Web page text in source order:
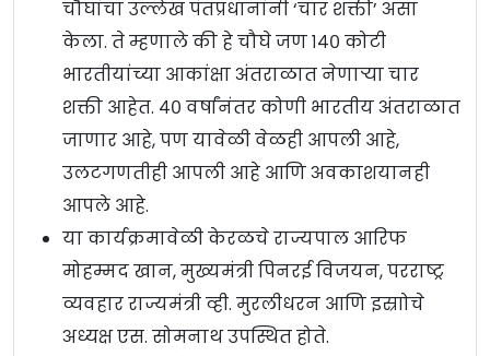
चौघांचा उल्लेख पंतप्रधानांनी ‘चार शक्ती’ असा
केला. ते म्हणाले की हे चौघे जण १४० कोटी
भारतीयांच्या आकांक्षा अंतराळात नेणाऱ्या चार
शक्ती आहेत. ४० वर्षांनंतर कोणी भारतीय अंतराळात
जाणार आहे, पण यावेळी वेळही आपली आहे,
उलटगणतीही आपली आहे आणि अवकाशयानही
आपले आहे.
या कार्यक्रमावेळी केरळचे राज्यपाल आरिफ
मोहम्मद खान, मुख्यमंत्री पिनरई विजयन, परराष्ट्र
व्यवहार राज्यमंत्री व्ही. मुरलीधरन आणि इस्राोचे
अध्यक्ष एस. सोमनाथ उपस्थित होते.